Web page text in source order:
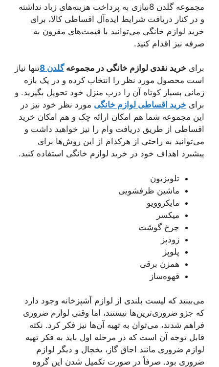
مجموعه گلدن 8نیازی به پرداخت هزینه‌های زیاد نداشته
و در کنار دریافت شرایط ایده‌آل اقساطی کالا، برای
خرید لوازم خانگی می‌توانید با قیمت‌های مقرون به
صرفه نیز اقدام کنید.
برای خرید نقدی لوازم خانگی در مجموعهگلدن 8
تنها نیاز
است محصول مورد نظر را انتخاب کرده و در یک بازه
زمانی بسیار کوتاه آن را درب منزل خود تحویل بگیرید. و
برای خرید اقساطی لوازم خانگی مورد نظر خود نیز در
این مجموعه شما هم امکان ارائه چک و هم امکان خرید
اقساطی از طریق دریافت وام را نیز خواهید داشت و
می‌توانید به راحتی از هرکدام از این روش‌ها برای
پیشبرد اهداف خود در خرید لوازم خانگی استفاده کنید.
تلویزیون
ماشین ظرفشویی
مایکروویو
میکسر
چرخ گوشت
زودپز
پلوپز
همزن برقی
قهوه‌ساز
می‌بینید که لیست بلندی از لوازم آشپزخانه وجود دارد
که جزو ضروری‌ترین‌ها نیستند، اما وقتی لوازم ضروری
فراهم شدند، می‌توان به تهیه آن‌ها نیز فکر کرد. نکته
قابل توجه آن است که در مرحله اول باید به فکر تهیه
لوازم ضروری مانند اجاق گاز، یخچال و دیگر لوازم
ضروری بود. صرفاً در صورت تکمیل شدن این گروه